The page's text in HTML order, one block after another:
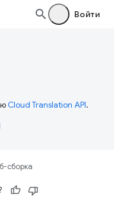
Войти
Cloud Translation API.
сборка